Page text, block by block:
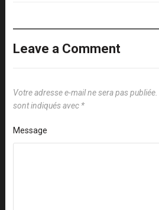
Leave a Comment
Votre adresse e-mail ne sera pas publiée.
sont indiqués avec *
Message